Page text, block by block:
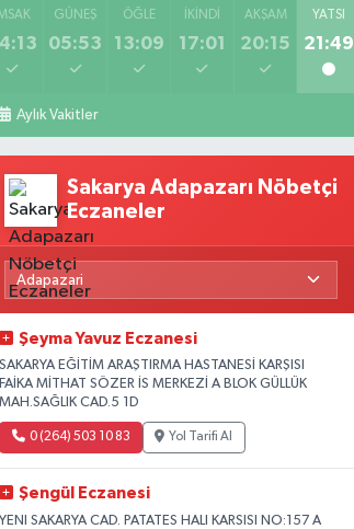
GÜNEŞ
05:53
ÖĞLE
13:09
İKINDI
17:01
AKŞAM
20:15
YATSI
21:49
Aylık Vakitler
Sakarya Adapazarı Nöbetçi
Eczaneler
Şeyma Yavuz Eczanesi
SAKARYA EĞİTİM ARAŞTIRMA HASTANESİ KARŞISI
FAİKA MİTHAT SÖZER İS MERKEZİ A BLOK GÜLLÜK
MAH.SAĞLIK CAD.5 1D
0 (264) 503 10 83 Yol Tarifi Al
Şengül Eczanesi
YENI SAKARYA CAD. PATATES HALI KARSISI NO:157 A